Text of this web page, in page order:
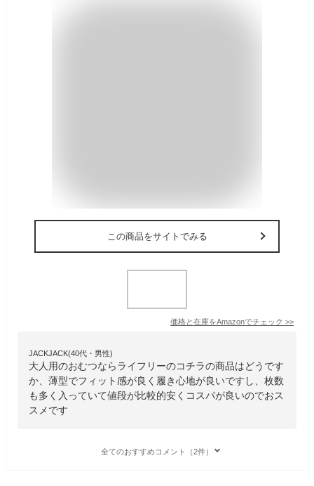
この商品をサイトでみる
価格と在庫をAmazonでチェック >>
JACKJACK(40代・男性)
大人用のおむつならライフリーのコチラの商品はどうです
か、薄型でフィット感が良く履き心地が良いですし、枚数
も多く入っていて値段が比較的安くコスパが良いのでおス
スメです
全てのおすすめコメント（2件）